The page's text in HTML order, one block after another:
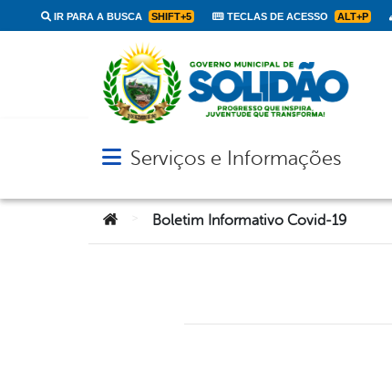
IR PARA A BUSCA SHIFT+5 TECLAS DE ACESSO ALT+P
Abrir menu principal de navegação
Serviços e Informações
Você está aqui:Boletim Informativo Covid-19